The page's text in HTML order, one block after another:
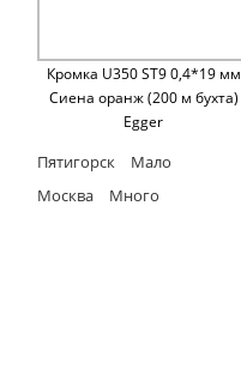
Кромка U350 ST9 0,4*19 мм
Сиена оранж (200 м бухта)
Egger
Пятигорск
Мало
Москва
Много